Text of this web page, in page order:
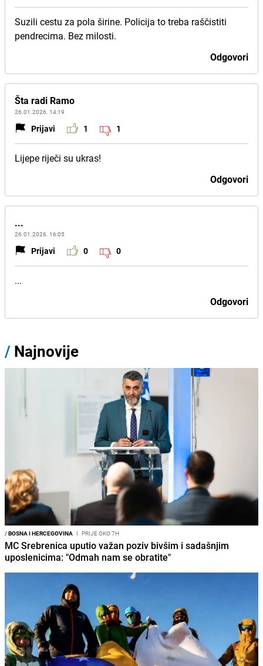
Suzili cestu za pola širine. Policija to treba raščistiti
pendrecima. Bez milosti.
Odgovori
Šta radi Ramo
26.01.2026. 14:19
Prijavi 1 1
Lijepe riječi su ukras!
Odgovori
...
26.01.2026. 16:05
Prijavi 0 0
...
Odgovori
/ Najnovije
/BOSNA I HERCEGOVINA I PRIJE OKO 7H
MC Srebrenica uputio važan poziv bivšim i sadašnjim
uposlenicima: "Odmah nam se obratite"